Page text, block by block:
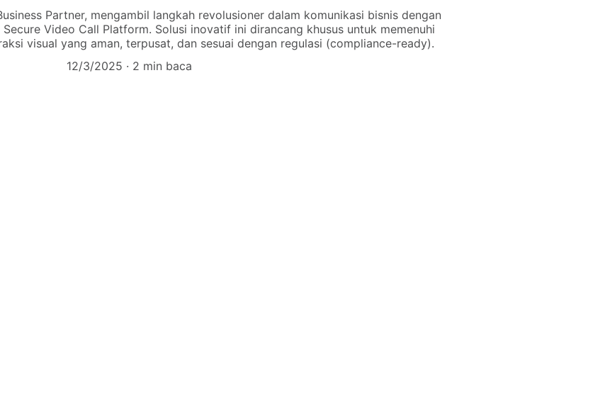
Partner, mengambil langkah revolusioner dalam komunikasi bisnis dengan
Video Call Platform. Solusi inovatif ini dirancang khusus untuk memenuhi
visual yang aman, terpusat, dan sesuai dengan regulasi (compliance-ready).
12/3/2025
2 min baca